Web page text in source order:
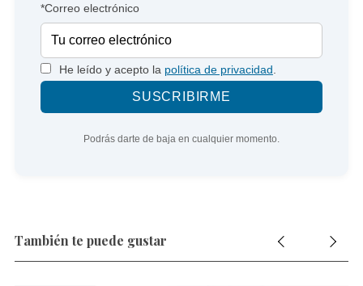
*Correo electrónico
He leído y acepto la política de privacidad
Podrás darte de baja en cualquier momento.
También te puede gustar